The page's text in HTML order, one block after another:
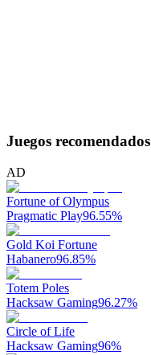
Juegos recomendados
AD
Fortune of Olympus
Pragmatic Play96.55%
Gold Koi Fortune
Habanero96.85%
Totem Poles
Hacksaw Gaming96.27%
Circle of Life
Hacksaw Gaming96%